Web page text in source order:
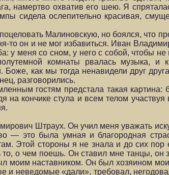
намертво охватив его шею. Я
сидела ослепительно красивая,
Малиновскую, но боялся, что
то он и не мог избавиться. Иван
у меня со сном, у него с собой, чтобы
комнаты рвалась музыка, и
как мы тогда ненавидели друг
разговорились.
гостям предстала такая картина:
кончике стула и всем телом
Штраух. Он учил меня уважать
— это была умная и благородная
Этой стороны я не знала и до сих
о чем поешь. Он ставил мне танцы, он
наставником. Он был хозяином
и неведомые «дали», требовал,